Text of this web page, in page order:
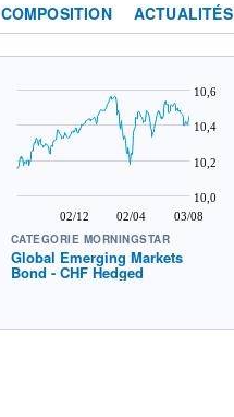
COMPOSITION ACTUALITÉS
02/12 02/04 03/08
10,0
10,2
10,4
10,6
CATÉGORIE MORNINGSTAR
Global Emerging Markets
Bond - CHF Hedged